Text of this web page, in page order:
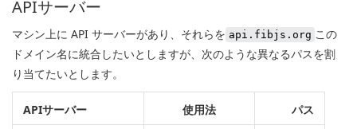
APIサーバー
マシン上に API サーバーがあり、それらを api.fibjs.org この
ドメイン名に統合したいとしますが、次のような異なるパスを割
り当てたいとします。
APIサーバー 使用法 パス